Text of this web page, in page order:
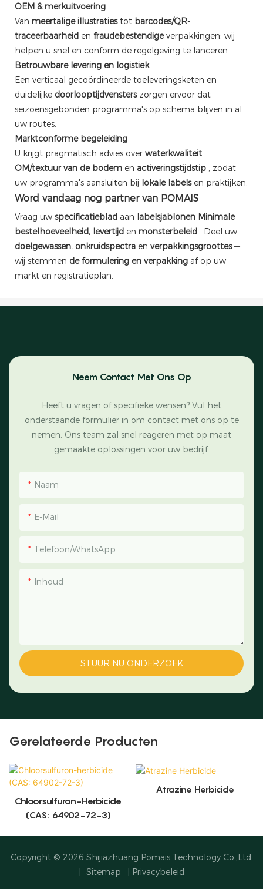
OEM & merkuitvoering
Van meertalige illustratiestot barcodes/QR-
traceerbaarheid en fraudebestendigeverpakkingen: wij
helpen u snel en conform de regelgeving te lanceren.
Betrouwbare levering en logistiek
Een verticaal gecoördineerde toeleveringsketen en
duidelijke doorlooptijdvensterszorgen ervoor dat
seizoensgebonden programma's op schema blijven in al
uw routes.
Marktconforme begeleiding
U krijgt pragmatisch advies over waterkwaliteit
OM/textuur van de bodem en activeringstijdstip , zodat
uw programma's aansluiten bij lokale labelsen praktijken.
Word vandaag nog partner van POMAIS
Vraag uw specificatieblad aan labelsjablonen Minimale
bestelhoeveelheid, levertijd en monsterbeleid . Deel uw
doelgewassen. onkruidspectra en verpakkingsgroottes—
wij stemmen de formulering en verpakking af op uw
markt en registratieplan.
Neem Contact Met Ons Op
Heeft u vragen of specifieke wensen? Vul het
onderstaande formulier in om contact met ons op te
nemen. Ons team zal snel reageren met op maat
gemaakte oplossingen voor uw bedrijf.
Naam
E-Mail
Telefoon/WhatsApp
Inhoud
STUUR NU ONDERZOEK
Gerelateerde Producten
Chloorsulfuron-Herbicide
(CAS: 64902-72-3)
Atrazine Herbicide
Copyright © 2026 Shijiazhuang Pomais Technology Co.,Ltd.
Sitemap Privacybeleid